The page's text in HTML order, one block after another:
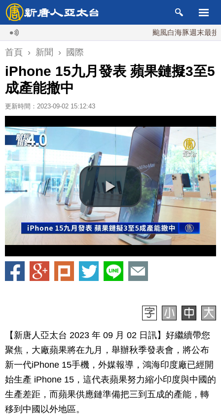
颱風白海豚週末最接近台
首頁 › 新聞 › 國際
iPhone 15九月發表 蘋果鏈擬3至5
成產能撤中
更新時間：2023-09-02 15:12:43
【新唐人亞太台 2023 年 09 月 02 日訊】好繼續帶您
聚焦，大廠蘋果將在九月，舉辦秋季發表會，將公布
新一代iPhone 15手機，外媒報導，鴻海印度廠已經開
始生產 iPhone 15，這代表蘋果努力縮小印度與中國的
生產差距，而蘋果供應鏈準備把三到五成的產能，轉
移到中國以外地區。